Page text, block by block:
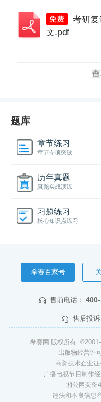
考研复试：【英语口语】范
文.pdf
题库
章节练习
章节专项突破
历年真题
真题实战演练
习题练习
核心知识点练习
希赛百家号
售前电话：
售后投诉
希赛网 版权所有
出版物经营许
高新技术企业证
广播电视节目制作
湘公网安备
违法和不良信息